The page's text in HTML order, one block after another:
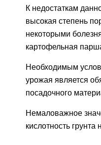
К недостаткам
высокая степень
некоторыми
картофельная
Необходимым
урожая является
посадочного
Немаловажное
кислотность грунта